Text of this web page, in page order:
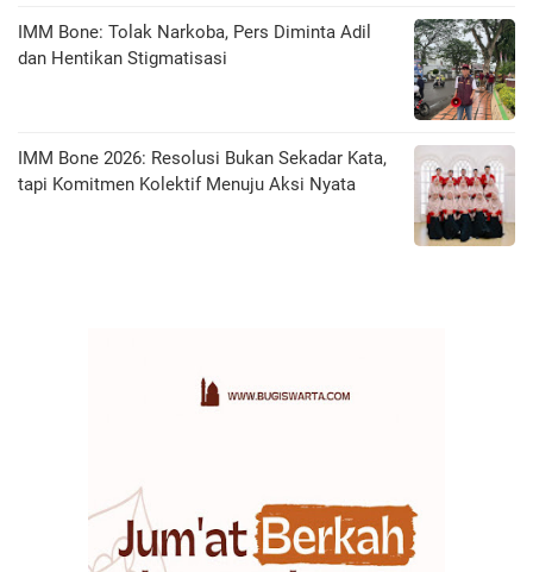
IMM Bone: Tolak Narkoba, Pers Diminta Adil
dan Hentikan Stigmatisasi
IMM Bone 2026: Resolusi Bukan Sekadar Kata,
tapi Komitmen Kolektif Menuju Aksi Nyata